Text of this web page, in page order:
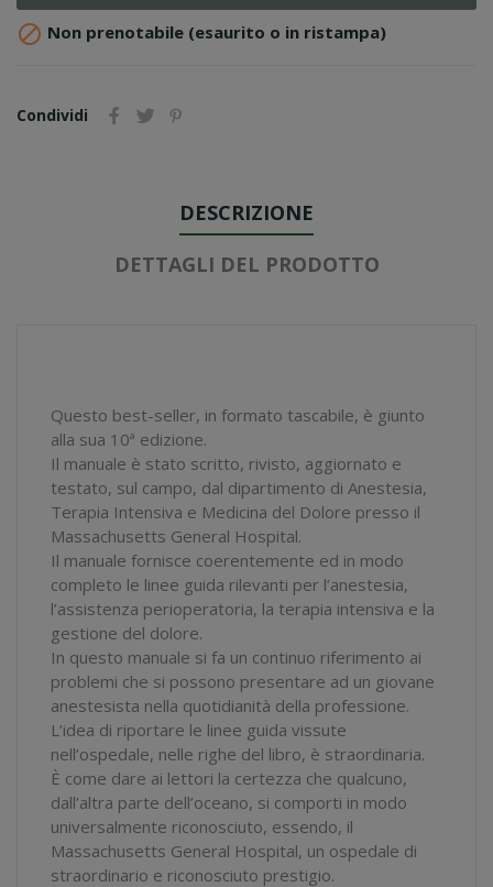
 Non prenotabile (esaurito o in ristampa)
Condividi
DESCRIZIONE
DETTAGLI DEL PRODOTTO
Questo best-seller, in formato tascabile, è giunto
alla sua 10ª edizione.
Il manuale è stato scritto, rivisto, aggiornato e
testato, sul campo, dal dipartimento di Anestesia,
Terapia Intensiva e Medicina del Dolore presso il
Massachusetts General Hospital.
Il manuale fornisce coerentemente ed in modo
completo le linee guida rilevanti per l’anestesia,
l’assistenza perioperatoria, la terapia intensiva e la
gestione del dolore.
In questo manuale si fa un continuo riferimento ai
problemi che si possono presentare ad un giovane
anestesista nella quotidianità della professione.
L’idea di riportare le linee guida vissute
nell’ospedale, nelle righe del libro, è straordinaria.
È come dare ai lettori la certezza che qualcuno,
dall’altra parte dell’oceano, si comporti in modo
universalmente riconosciuto, essendo, il
Massachusetts General Hospital, un ospedale di
straordinario e riconosciuto prestigio.